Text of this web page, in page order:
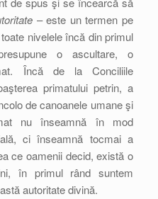
– este un termen pe
nivelele încă din primul
o ascultare, o
Încă de la Conciliile
primatului petrin, a
de canoanele umane şi
nu înseamnă în mod
ci înseamnă tocmai a
ce oamenii decid, există o
în primul rând suntem
autoritate divină.